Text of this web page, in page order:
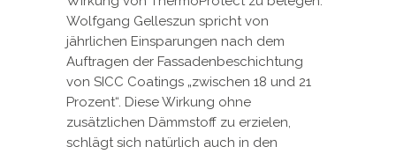
Wolfgang Gelleszun spricht von
jährlichen Einsparungen nach dem
Auftragen der Fassadenbeschichtung
von SICC Coatings „zwischen 18 und 21
Prozent“. Diese Wirkung ohne
zusätzlichen Dämmstoff zu erzielen,
schlägt sich natürlich auch in den